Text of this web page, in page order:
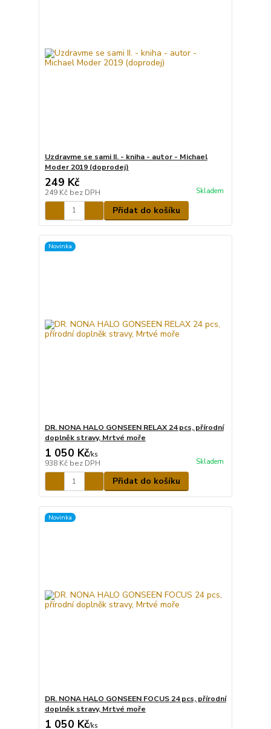
Uzdravme se sami II. - kniha - autor - Michael
Moder 2019 (doprodej)
249 Kč
249 Kč bez DPH Skladem
Přidat do košíku
Novinka
DR. NONA HALO GONSEEN RELAX 24 pcs, přírodní
doplněk stravy, Mrtvé moře
1 050 Kč/ks
938 Kč bez DPH Skladem
Přidat do košíku
Novinka
DR. NONA HALO GONSEEN FOCUS 24 pcs, přírodní
doplněk stravy, Mrtvé moře
1 050 Kč/ks